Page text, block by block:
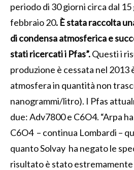
periodo di 30 giorni circa dal 15
febbraio 20. È stata raccolta
di condensa atmosferica e
stati ricercati i Pfas”.Questi i
produzione è cessata nel 2013
atmosfera in quantità non
nanogrammi/litro). I Pfas
due: Adv7800 e C6O4. “Arpa
C6O4 – continua Lombardi –
quanto Solvay ha negato le
risultato è stato